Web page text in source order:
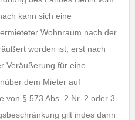
kann sich eine
Wohnraum nach der
worden ist, erst nach
Veräußerung für eine
dem Mieter auf
von § 573 Abs. 2 Nr. 2 oder 3
gilt indes dann